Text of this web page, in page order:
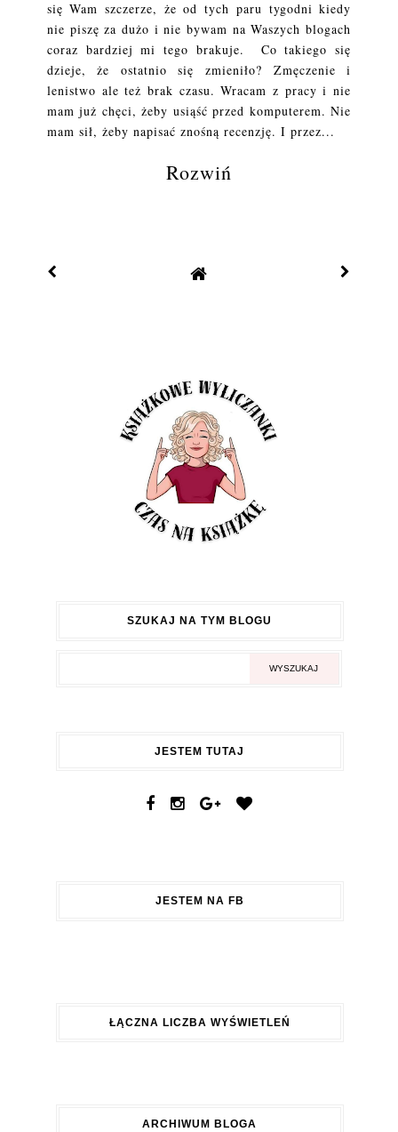
się Wam szczerze, że od tych paru tygodni kiedy
nie piszę za dużo i nie bywam na Waszych blogach
coraz bardziej mi tego brakuje. Co takiego się
dzieje, że ostatnio się zmieniło? Zmęczenie i
lenistwo ale też brak czasu. Wracam z pracy i nie
mam już chęci, żeby usiąść przed komputerem. Nie
mam sił, żeby napisać znośną recenzję. I przez...
Rozwiń
SZUKAJ NA TYM BLOGU
JESTEM TUTAJ
JESTEM NA FB
ŁĄCZNA LICZBA WYŚWIETLEŃ
ARCHIWUM BLOGA